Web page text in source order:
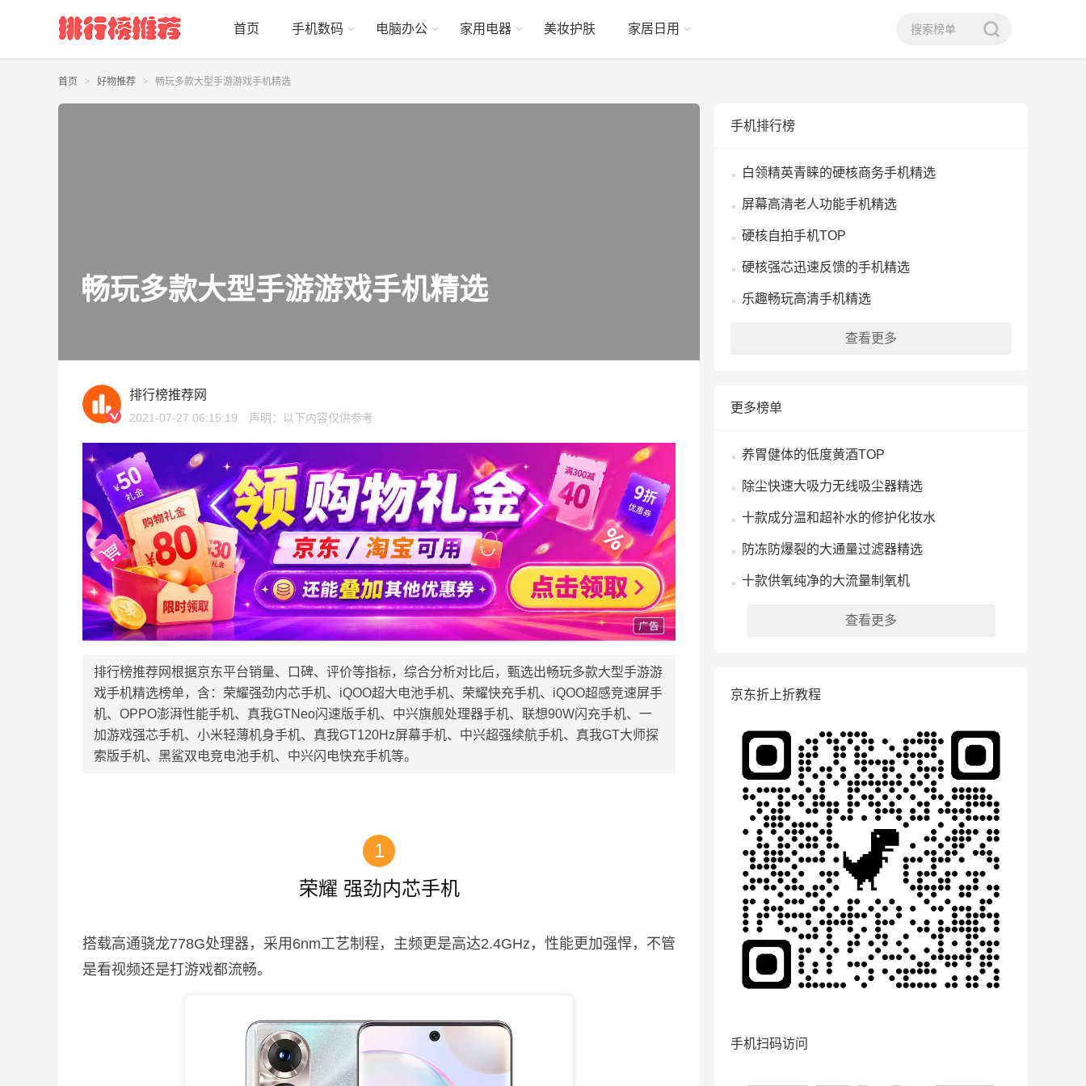
首页 手机数码 电脑办公 家用电器 美妆护肤 家居日用
首页 好物推荐 畅玩多款大型手游游戏手机精选
畅玩多款大型手游游戏手机精选
排行榜推荐网
2021-07-27 06:15:19 声明：以下内容仅供参考
排行榜推荐网根据京东平台销量、口碑、评价等指标，综合分析对比后，甄选出畅玩多款大型手游游
戏手机精选榜单，含：荣耀强劲内芯手机、iQOO超大电池手机、荣耀快充手机、iQOO超感竞速屏手
机、OPPO澎湃性能手机、真我GTNeo闪速版手机、中兴旗舰处理器手机、联想90W闪充手机、一
加游戏强芯手机、小米轻薄机身手机、真我GT120Hz屏幕手机、中兴超强续航手机、真我GT大师探
索版手机、黑鲨双电竞电池手机、中兴闪电快充手机等。
1
荣耀 强劲内芯手机
搭载高通骁龙778G处理器，采用6nm工艺制程，主频更是高达2.4GHz，性能更加强悍，不管
是看视频还是打游戏都流畅。
手机排行榜
白领精英青睐的硬核商务手机精选
屏幕高清老人功能手机精选
硬核自拍手机TOP
硬核强芯迅速反馈的手机精选
乐趣畅玩高清手机精选
查看更多
更多榜单
养胃健体的低度黄酒TOP
除尘快速大吸力无线吸尘器精选
十款成分温和超补水的修护化妆水
防冻防爆裂的大通量过滤器精选
十款供氧纯净的大流量制氧机
查看更多
京东折上折教程
手机扫码访问